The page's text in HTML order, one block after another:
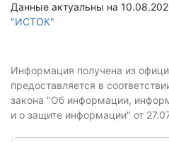
Данные актуальны на
"ИСТОК"
Информация получена из
предоставляется в
закона "Об информации,
и о защите информации" от